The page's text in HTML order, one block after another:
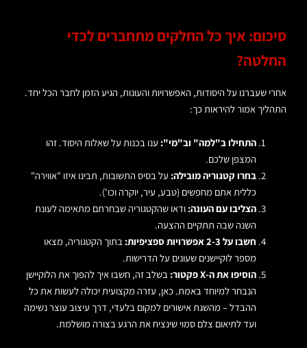
סיכום: איך כל החלקים מתחברים לכדי
החלטה?
אחרי שעברנו על היסודות, האפשרויות והעונות, הגיע הזמן לחבר הכל יחד.
התהליך אמור להיראות כך:
התחילו ב"למה" וב"מי": ענו בכנות על שאלות היסוד. זהו
המצפן שלכם.
בחרו קטגוריה מובילה: על בסיס התשובות, תבינו איזו "אווירה"
כללית אתם מחפשים (טבע, עיר, יוקרה וכו').
הצליבו עם העונה: ודאו שהקטגוריה שבחרתם מתאימה לעונת
השנה שבה תתקיים ההצעה.
חשבו על 2-3 אפשרויות ספציפיות:
בתוך הקטגוריה, מצאו
מספר לוקיישנים שעונים על הדרישות.
הוסיפו את ה-X פקטור:
בשלב זה, חשבו איך להפוך את הלוקיישן
הנבחר למיוחד באמת. כאן, עזרה מקצועית יכולה לעשות את כל
ההבדל – מהשגת אישורים למקום בלעדי, דרך עיצוב עוצר נשימה
ועד לתיאום צלם סמוי שינציח את הרגע בצורה מושלמת.